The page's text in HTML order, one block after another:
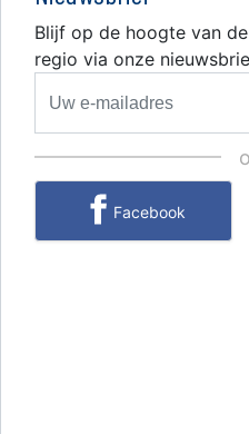
Blijf op de hoogte van
regio via onze
Facebook